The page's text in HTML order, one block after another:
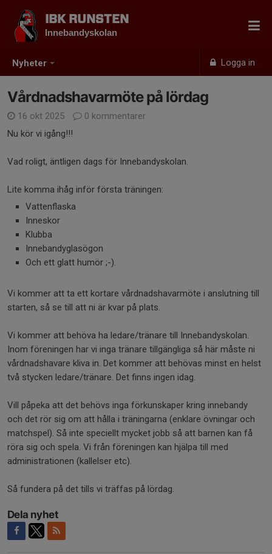
Nyheter Logga in
IBK RUNSTEN
Innebandyskolan
Vårdnadshavarmöte på lördag
16 okt 2025
0 kommentarer
Nu kör vi igång!!!
Vad roligt, äntligen dags för Innebandyskolan.
Lite komma ihåg inför första träningen:
Vattenflaska
Inneskor
Klubba
Innebandyglasögon
Och ett glatt humör ;-).
Vi kommer att ta ett kortare vårdnadshavarmöte i anslutning till
starten, så se till att ni är kvar på plats.
Vi kommer att behöva ha ledare/tränare till Innebandyskolan.
Inom föreningen har vi inga tränare tillgängliga så här måste ni
vårdnadshavare kliva in. Det kommer att behövas minst en helst
två stycken ledare/tränare. Det finns ingen idag.
Vill påpeka att det behövs inga förkunskaper kring innebandy
och det rör sig om att hålla i träningarna (enklare övningar och
matchspel). Så inte speciellt mycket jobb så att barnen kan få
röra sig och spela. Vi från föreningen kan hjälpa till med
administrationen (kallelser etc).
Så fundera på det tills vi träffas på lördag.
Dela nyhet